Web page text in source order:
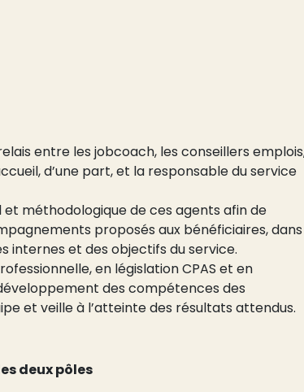
entre les jobcoach, les conseillers
d’une part, et la responsable du service
méthodologique de ces agents afin de
proposés aux bénéficiaires, dans
internes et des objectifs du service.
en législation CPAS et en
des compétences des
et veille à l’atteinte des résultats attendus.
deux pôles